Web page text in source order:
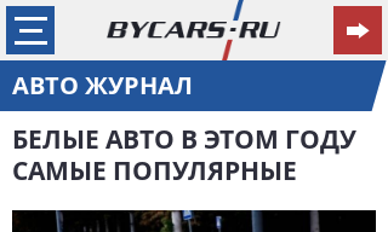
АВТО ЖУРНАЛ
БЕЛЫЕ АВТО В ЭТОМ ГОДУ
САМЫЕ ПОПУЛЯРНЫЕ